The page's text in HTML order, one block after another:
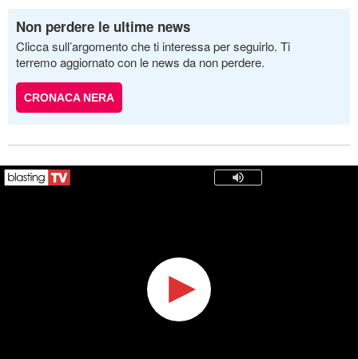
Non perdere le ultime news
Clicca sull’argomento che ti interessa per seguirlo. Ti
terremo aggiornato con le news da non perdere.
CRONACA NERA